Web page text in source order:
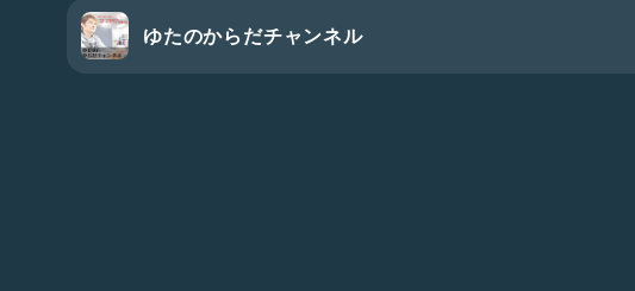
★ゆたのSNS★
BLOG ：
https://hearts-bridge-jp.com/official-blog/
ゆたのからだチャンネル